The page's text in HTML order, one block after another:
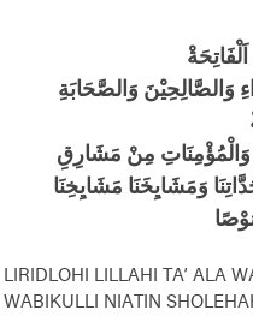
وَالصَّالِحِيْنَ وَالصَّحَابَةِ
وَالْمُؤْمِنَاتِ مِنْ مَشَارِقِ
وَمَشَايِخَنَا مَشَايِخِنَا
LIRIDLOHI LILLAHI TA’ ALA
WABIKULLI NIATIN